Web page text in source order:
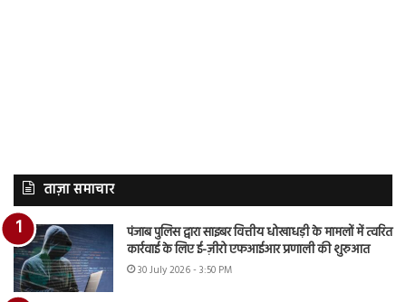
ताज़ा समाचार
पंजाब पुलिस द्वारा साइबर वित्तीय धोखाधड़ी के मामलों में त्वरित
कार्रवाई के लिए ई-ज़ीरो एफआईआर प्रणाली की शुरुआत
30 July 2026 - 3:50 PM